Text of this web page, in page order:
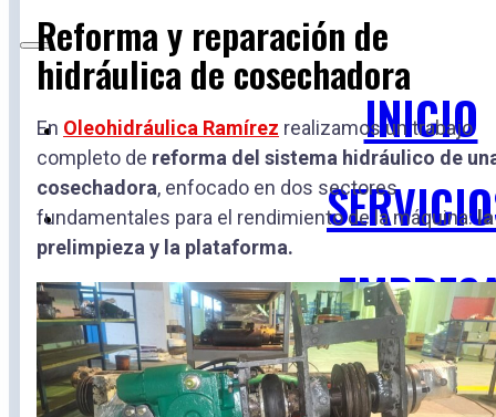
INICIO
BLOG
Reforma y reparación de
hidráulica de cosechadora
En Oleohidráulica Ramírez realizamos un trabajo
completo de reforma del sistema hidráulico de
cosechadora, enfocado en dos sectores
fundamentales para el rendimiento de la máquina:la
prelimpieza y la plataforma.